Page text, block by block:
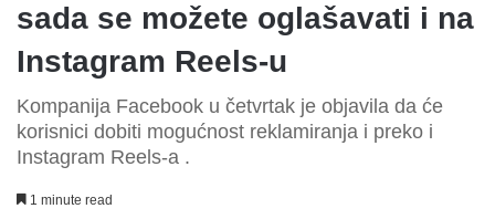
sada se možete oglašavati i na
Instagram Reels-u
Kompanija Facebook u četvrtak je objavila da će
korisnici dobiti mogućnost reklamiranja i preko i
Instagram Reels-a .
1 minute read